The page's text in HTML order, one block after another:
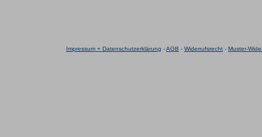
Impressum + Datenschutzerklärung -AGB - Widerrufsrecht - Muster-